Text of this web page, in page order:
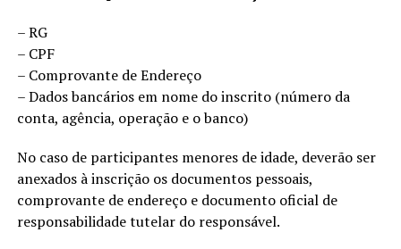
– RG
– CPF
– Comprovante de Endereço
– Dados bancários em nome do inscrito (número da
conta, agência, operação e o banco)
No caso de participantes menores de idade, deverão ser
anexados à inscrição os documentos pessoais,
comprovante de endereço e documento oficial de
responsabilidade tutelar do responsável.